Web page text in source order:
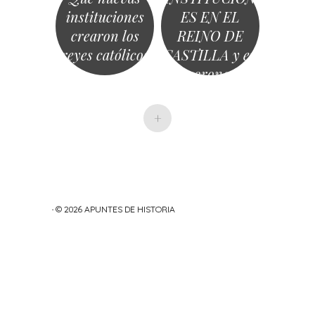
instituciones
crearon los
reyes católicos
ES EN EL
REINO DE
CASTILLA y en
la corona de
+
· © 2026 APUNTES DE HISTORIA